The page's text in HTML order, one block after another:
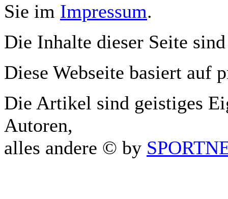
Sie im Impressum.
Die Inhalte dieser Seite
Diese Webseite basiert auf
Die Artikel sind geistiges
Autoren,
alles andere © by